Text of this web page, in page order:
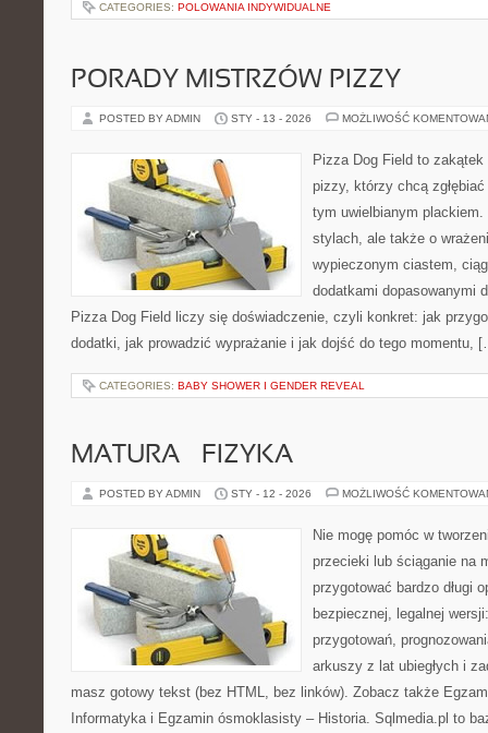
CATEGORIES: POLOWANIA INDYWIDUALNE
PORADY MISTRZÓW PIZZY
POSTED BY ADMIN STY - 13 - 2026 MOŻLIWOŚĆ
Pizza Dog Field to
pizzy, którzy chcą
tym uwielbianym
stylach, ale także o
wypieczonym ciastem,
dodatkami dopasowanymi
Pizza Dog Field liczy się doświadczenie, czyli konkret: jak
dodatki, jak prowadzić wyprażanie i jak dojść do tego momentu,
CATEGORIES: BABY SHOWER I GENDER REVEAL
MATURA – FIZYKA
POSTED BY ADMIN STY - 12 - 2026 MOŻLIWOŚĆ
Nie mogę pomóc w
przecieki lub ściąganie na
przygotować bardzo długi
bezpiecznej, legalnej
przygotowań,
arkuszy z lat ubiegłych i
masz gotowy tekst (bez HTML, bez linków). Zobacz także
Informatyka i Egzamin ósmoklasisty – Historia. Sqlmedia.pl to